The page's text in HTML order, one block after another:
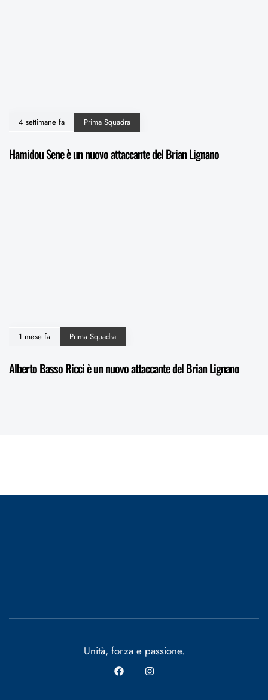
4 settimane fa Prima Squadra
Hamidou Sene è un nuovo attaccante del Brian Lignano
1 mese fa Prima Squadra
Alberto Basso Ricci è un nuovo attaccante del Brian Lignano
Unità, forza e passione.